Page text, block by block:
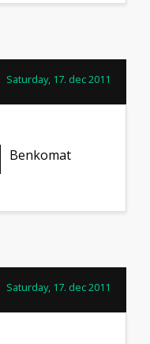
Saturday, 17. dec 2011
Benkomat
Saturday, 17. dec 2011